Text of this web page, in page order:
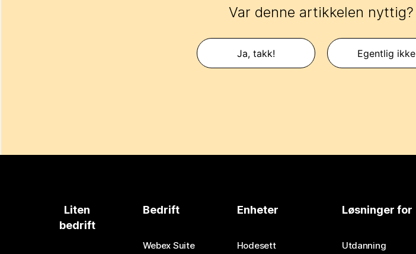
Var denne artikkelen nyttig?
Ja, takk! Egentlig ikke
Liten
bedrift
Bedrift
Webex Suite
Enheter
Hodesett
Løsninger for
Utdanning